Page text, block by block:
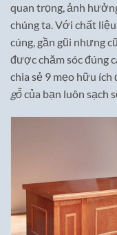
quan trọng, ảnh
chúng ta. Với chất liệu
cúng, gần gũi nhưng
được chăm sóc đúng
chia sẻ 9 mẹo hữu ích
gỗcủa bạn luôn sạch